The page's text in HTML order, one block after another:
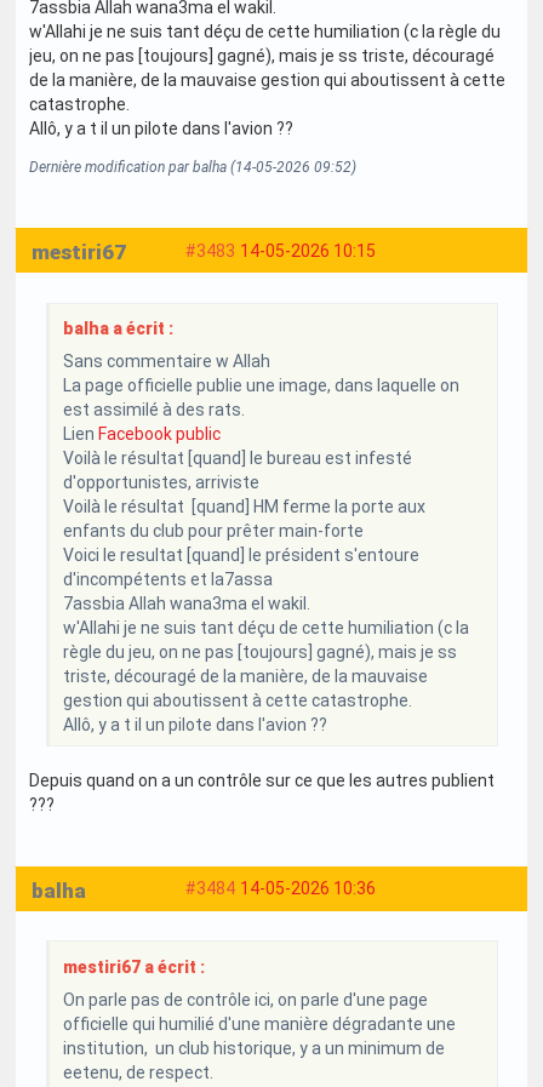
7assbia Allah wana3ma el wakil.
w'Allahi je ne suis tant déçu de cette humiliation (c la règle du
jeu, on ne pas [toujours] gagné), mais je ss triste, découragé
de la manière, de la mauvaise gestion qui aboutissent à cette
catastrophe.
Allô, y a t il un pilote dans l'avion ??
Dernière modification par balha (14-05-2026 09:52)
#3483 14-05-2026 10:15
mestiri67
balha a écrit :
Sans commentaire w Allah
La page officielle publie une image, dans laquelle on
est assimilé à des rats.
Lien Facebook public
Voilà le résultat [quand] le bureau est infesté
d'opportunistes, arriviste
Voilà le résultat [quand] HM ferme la porte aux
enfants du club pour prêter main-forte
Voici le resultat [quand] le président s'entoure
d'incompétents et la7assa
7assbia Allah wana3ma el wakil.
w'Allahi je ne suis tant déçu de cette humiliation (c la
règle du jeu, on ne pas [toujours] gagné), mais je ss
triste, découragé de la manière, de la mauvaise
gestion qui aboutissent à cette catastrophe.
Allô, y a t il un pilote dans l'avion ??
Depuis quand on a un contrôle sur ce que les autres publient
???
#3484 14-05-2026 10:36
balha
mestiri67 a écrit :
On parle pas de contrôle ici, on parle d'une page
officielle qui humilié d'une manière dégradante une
institution, un club historique, y a un minimum de
eetenu, de respect.